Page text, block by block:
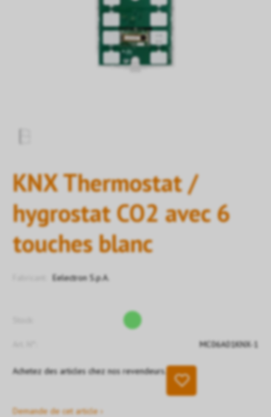
KNX Thermostat /
hygrostat CO2 avec 6
touches blanc
Eelectron S.p.A.
MC06A01KNX-1
Achetez des articles chez nos revendeurs.
Demande de cet article ›